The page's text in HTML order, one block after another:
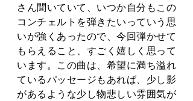
さん聞いていて、いつか自分もこの
コンチェルトを弾きたいっていう思
いが強くあったので、今回弾かせて
もらえること、すごく嬉しく思って
います。この曲は、希望に満ち溢れ
ているパッセージもあれば、少し影
があるような少し物悲しい雰囲気が